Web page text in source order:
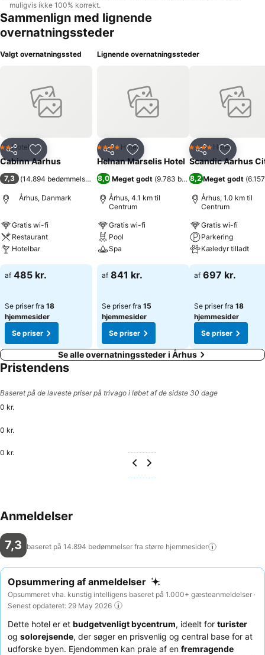
muligvis ikke 100% korrekt.
Sammenlign med lignende
overnatningssteder
Valgt overnatningssted
Del Føj til favoritter
2 Stjerner
Hotel
Cabinn Aarhus
7,3 (14.894 bedømmelser
Århus, Danmark
Gratis wi-fi
Restaurant
Hotelbar
Se priser
af 485 kr.
Se priser fra 18
hjemmesider
Se priser
Lignende overnatningssteder
Del Føj til favoritter
4 StjernerHotel
Helnan Marselis Hotel
8,0 Meget godt (9.783 bedømmelser)
Århus, 4.1 km til
Centrum
Gratis wi-fi
Pool
Spa
Se priser
af 841 kr.
Se priser fra 15
hjemmesider
Se priser
Del Føj til
4 StjernerHotel
Scandic Aarhus
8,2Meget godt (
Århus, 1.0 km til
Centrum
Gratis wi-fi
Parkering
Kæledyr tilladt
Se priser
af 697 kr.
Se priser fra 18
hjemmesider
Se priser
Se alle overnatningssteder i Århus
Pristendens
Baseret på de laveste priser på trivago i løbet af de sidste 30 dage
0 kr.
0 kr.
0 kr.
Anmeldelser
7,3 baseret på 14.894 bedømmelser fra større hjemmesider
Opsummering af anmeldelser
Opsummeret vha. kunstig intelligens baseret på 1.000+ gæsteanmeldelser ·
Senest opdateret: 29 May 2026
Dette hotel er et budgetvenligt bycentrum, ideelt for turister
og solorejsende, der søger en prisvenlig og central base for at
udforske byen. Ejendommen kan prale af en fremragende